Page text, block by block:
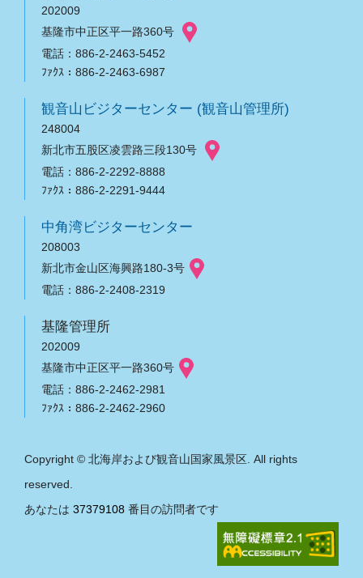
202009
基隆市中正区平一路360号
電話：886-2-2463-5452
ﾌｧｸｽ：886-2-2463-6987
観音山ビジターセンター (観音山管理所)
248004
新北市五股区凌雲路三段130号
電話：886-2-2292-8888
ﾌｧｸｽ：886-2-2291-9444
中角湾ビジターセンター
208003
新北市金山区海興路180-3号
電話：886-2-2408-2319
基隆管理所
202009
基隆市中正区平一路360号
電話：886-2-2462-2981
ﾌｧｸｽ：886-2-2462-2960
Copyright © 北海岸および観音山国家風景区. All rights
reserved.
あなたは 37379108 番目の訪問者です